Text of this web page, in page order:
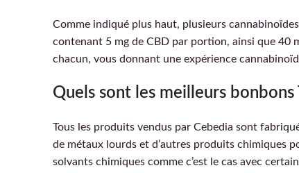
Comme indiqué plus haut, plusieurs
contenant 5 mg de CBD par portion, ainsi que 40
chacun, vous donnant une expérience
Quels sont les meilleurs bonbons
Tous les produits vendus par Cebedia sont
de métaux lourds et d’autres produits chimiques
solvants chimiques comme c’est le cas avec